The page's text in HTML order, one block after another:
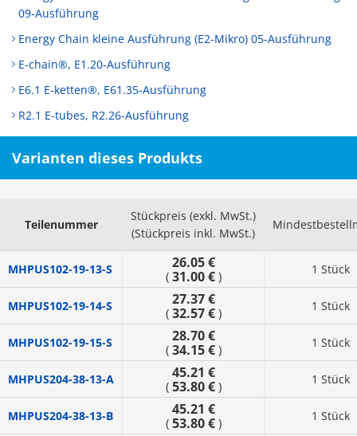
09-Ausführung
Energy Chain kleine Ausführung (E2-Mikro) 05-Ausführung
E-chain®, E1.20-Ausführung
E6.1 E-ketten®, E61.35-Ausführung
R2.1 E-tubes, R2.26-Ausführung
Varianten dieses Produkts
Teilenummer
Stückpreis (exkl. MwSt.)
(Stückpreis inkl. MwSt.)
MHPUS102-19-13-S 26.05 €
( 31.00 €) 1 Stück
MHPUS102-19-14-S 27.37 €
( 32.57 €) 1 Stück
MHPUS102-19-15-S 28.70 €
( 34.15 €) 1 Stück
MHPUS204-38-13-A 45.21 €
( 53.80 €) 1 Stück
MHPUS204-38-13-B 45.21 €
( 53.80 €) 1 Stück